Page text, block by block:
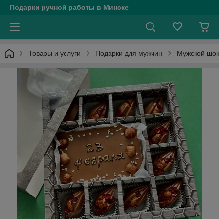
Подарки ручной работы в Минске
Товары и услуги Подарки для мужчин Мужской